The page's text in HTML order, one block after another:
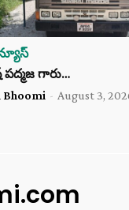
గారు…
Bhoomi - August 3,